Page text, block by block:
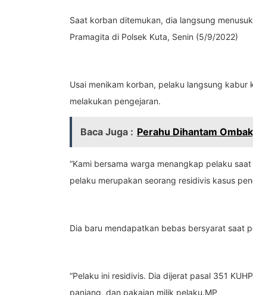
Saat korban ditemukan, dia langsung
Pramagita di Polsek Kuta, Senin (5/9/2022)
Usai menikam korban, pelaku langsung
melakukan pengejaran.
Baca Juga : Perahu Dihantam
“Kami bersama warga menangkap pelaku
pelaku merupakan seorang residivis kasus
Dia baru mendapatkan bebas bersyarat saat
“Pelaku ini residivis. Dia dijerat pasal 351
panjang, dan pakaian milik pelaku.MP